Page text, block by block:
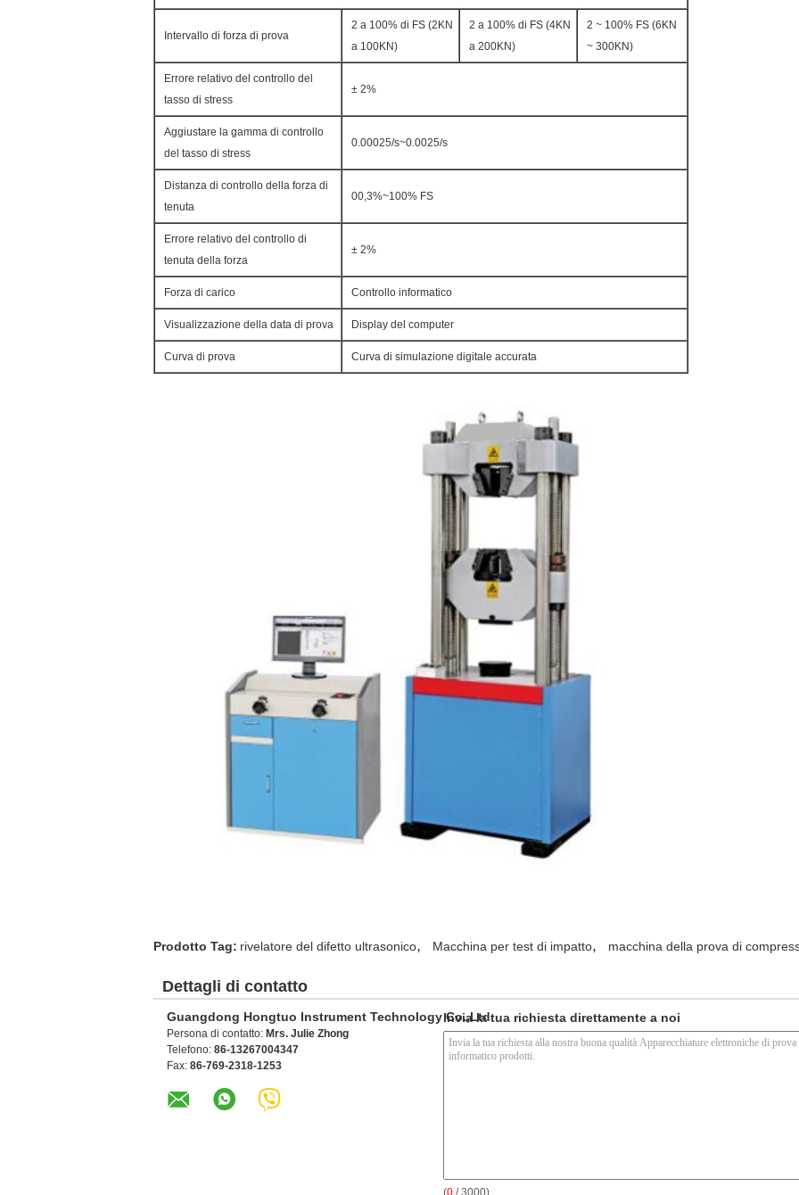
Intervallo di forza di prova
2 a 100% di FS (2KN
a 100KN)
2 a 100% di FS (4KN
a 200KN)
2 ~ 100% FS (6KN
~ 300KN)
Errore relativo del controllo del
tasso di stress
± 2%
Aggiustare la gamma di controllo
del tasso di stress
0.00025/s~0.0025/s
Distanza di controllo della forza di
tenuta
00,3%~100% FS
Errore relativo del controllo di
tenuta della forza
± 2%
Forza di carico Controllo informatico
Visualizzazione della data di prova Display del computer
Curva di prova Curva di simulazione digitale accurata
Prodotto Tag: rivelatore del difetto ultrasonico, Macchina per test di impatto, macchina della prova di
Dettagli di contatto
Guangdong Hongtuo Instrument Technology Co.,Ltd
Persona di contatto: Mrs. Julie Zhong
Telefono: 86-13267004347
Fax: 86-769-2318-1253
Invia la tua richiesta direttamente a noi
(0 / 3000)